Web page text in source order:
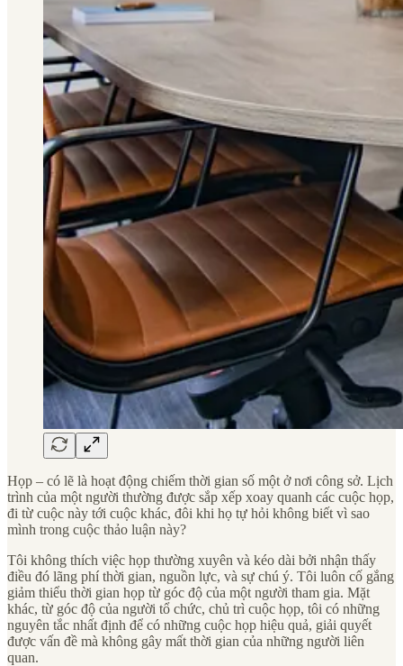
Họp – có lẽ là hoạt động chiếm thời gian số một ở nơi công sở. Lịch
trình của một người thường được sắp xếp xoay quanh các cuộc họp,
đi từ cuộc này tới cuộc khác, đôi khi họ tự hỏi không biết vì sao
mình trong cuộc thảo luận này?
Tôi không thích việc họp thường xuyên và kéo dài bởi nhận thấy
điều đó lãng phí thời gian, nguồn lực, và sự chú ý. Tôi luôn cố gắng
giảm thiểu thời gian họp từ góc độ của một người tham gia. Mặt
khác, từ góc độ của người tổ chức, chủ trì cuộc họp, tôi có những
nguyên tắc nhất định để có những cuộc họp hiệu quả, giải quyết
được vấn đề mà không gây mất thời gian của những người liên
quan.